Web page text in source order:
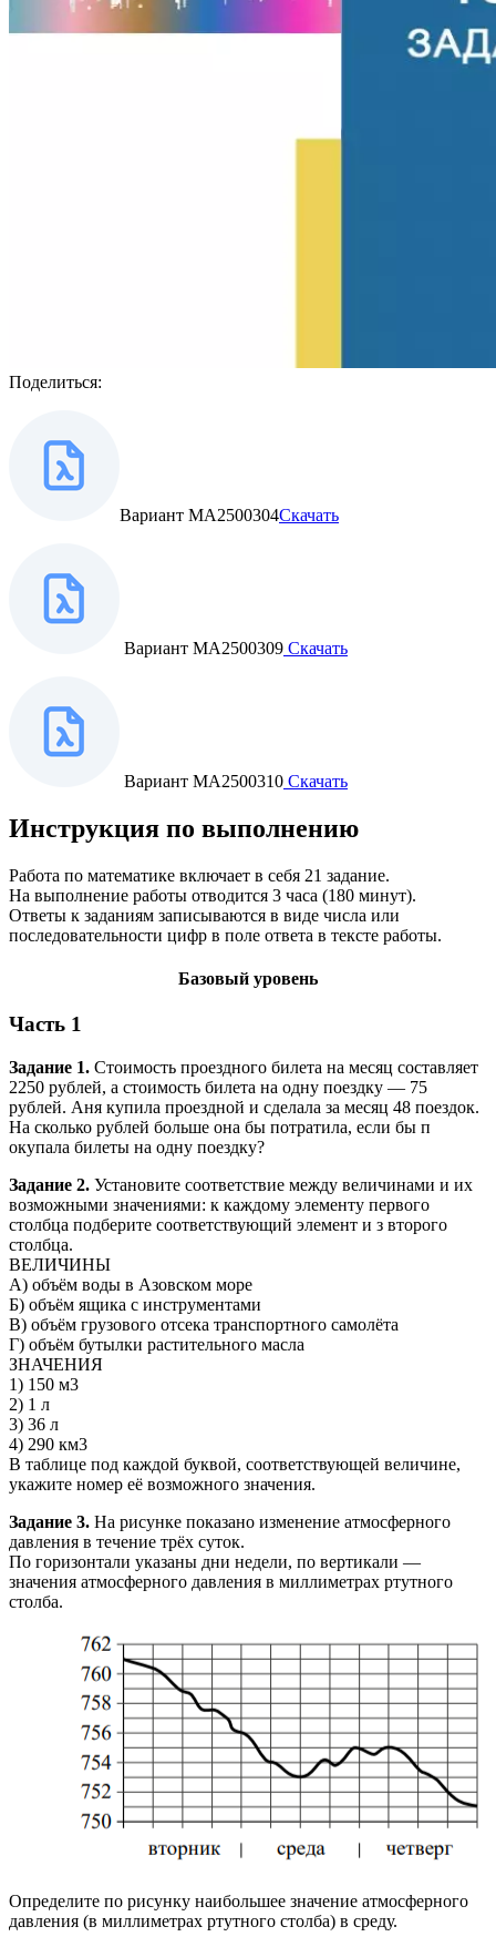
Поделиться:
Вариант МА2500304Скачать
Вариант МА2500309 Скачать
Вариант МА2500310 Скачать
Инструкция по выполнению
Работа по математике включает в себя 21 задание.
На выполнение работы отводится 3 часа (180 минут).
Ответы к заданиям записываются в виде числа или
последовательности цифр в поле ответа в тексте работы.
Базовый уровень
Часть 1
Задание 1. Стоимость проездного билета на месяц составляет
2250 рублей, а стоимость билета на одну поездку — 75
рублей. Аня купила проездной и сделала за месяц 48 поездок.
На сколько рублей больше она бы потратила, если бы п
окупала билеты на одну поездку?
Задание 2. Установите соответствие между величинами и их
возможными значениями: к каждому элементу первого
столбца подберите соответствующий элемент и з второго
столбца.
ВЕЛИЧИНЫ
А) объём воды в Азовском море
Б) объём ящика с инструментами
В) объём грузового отсека транспортного самолёта
Г) объём бутылки растительного масла
ЗНАЧЕНИЯ
1) 150 м3
2) 1 л
3) 36 л
4) 290 км3
В таблице под каждой буквой, соответствующей величине,
укажите номер её возможного значения.
Задание 3. На рисунке показано изменение атмосферного
давления в течение трёх суток.
По горизонтали указаны дни недели, по вертикали —
значения атмосферного давления в миллиметрах ртутного
столба.
Определите по рисунку наибольшее значение атмосферного
давления (в миллиметрах ртутного столба) в среду.